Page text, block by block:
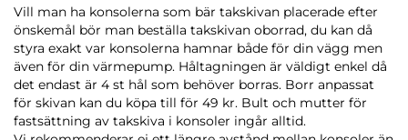
Vill man ha konsolerna som bär takskivan placerade efter
önskemål bör man beställa takskivan oborrad, du kan då
styra exakt var konsolerna hamnar både för din vägg men
även för din värmepump. Håltagningen är väldigt enkel då
det endast är 4 st hål som behöver borras. Borr anpassat
för skivan kan du köpa till för 49 kr. Bult och mutter för
fastsättning av takskiva i konsoler ingår alltid.